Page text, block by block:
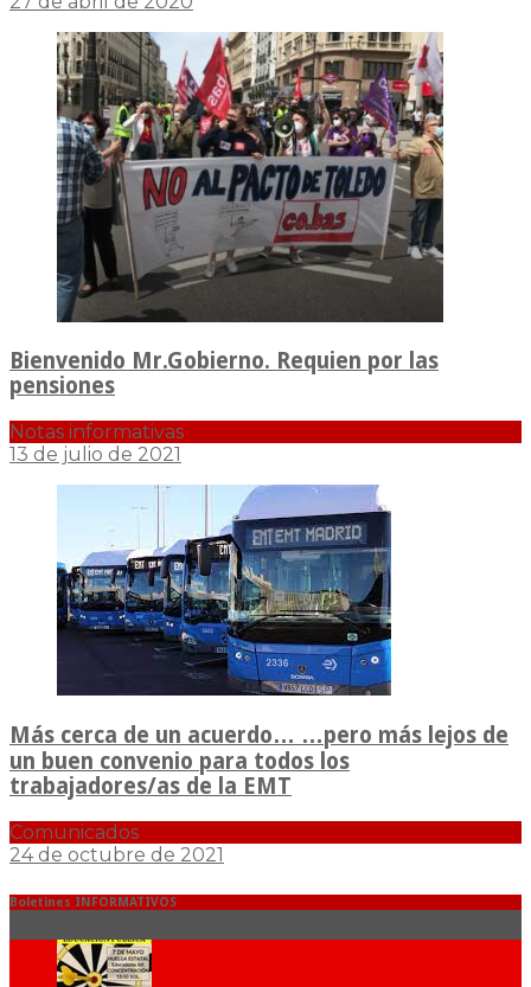
Bienvenido Mr.Gobierno. Requien por las
pensiones
Notas informativas
13 de julio de 2021
Más cerca de un acuerdo… …pero más lejos de
un buen convenio para todos los
trabajadores/as de la EMT
Comunicados
24 de octubre de 2021
Boletines INFORMATIVOS